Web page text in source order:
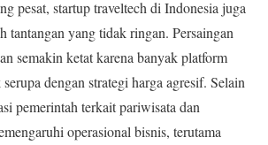
pesat, startup traveltech di Indonesia juga
tantangan yang tidak ringan. Persaingan
semakin ketat karena banyak platform
dengan strategi harga agresif. Selain
pemerintah terkait pariwisata dan
operasional bisnis, terutama